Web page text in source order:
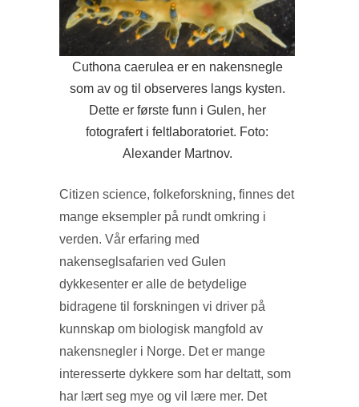
Cuthona caerulea er en nakensnegle
som av og til observeres langs kysten.
Dette er første funn i Gulen, her
fotografert i feltlaboratoriet. Foto:
Alexander Martnov.
Citizen science, folkeforskning, finnes det
mange eksempler på rundt omkring i
verden. Vår erfaring med
nakenseglsafarien ved Gulen
dykkesenter er alle de betydelige
bidragene til forskningen vi driver på
kunnskap om biologisk mangfold av
nakensnegler i Norge. Det er mange
interesserte dykkere som har deltatt, som
har lært seg mye og vil lære mer. Det